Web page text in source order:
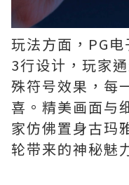
玩法方面，PG
3行设计，玩家
殊符号效果，每
喜。精美画面与
家仿佛置身古玛
轮带来的神秘魅